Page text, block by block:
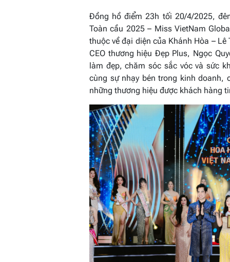
Đồng hồ điểm 23h tối 20/4/2025,
Toàn cầu 2025 – Miss VietNam
thuộc về đại diện của Khánh Hòa –
CEO thương hiệu Đẹp Plus, Ngọc
làm đẹp, chăm sóc sắc vóc và sức
cùng sự nhạy bén trong kinh doanh,
những thương hiệu được khách hàng